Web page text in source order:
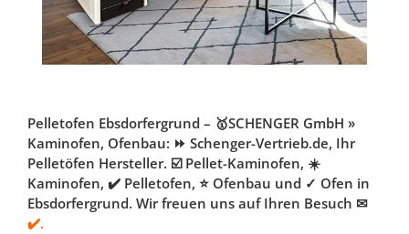
Pelletofen Ebsdorfergrund – 🥇SCHENGER GmbH »
Kaminofen, Ofenbau: ⏩ Schenger-Vertrieb.de, Ihr
Pelletöfen Hersteller. ☑️ Pellet-Kaminofen, ☀️
Kaminofen, ✔️ Pelletofen, ⭐ Ofenbau und ✓ Ofen in
Ebsdorfergrund. Wir freuen uns auf Ihren Besuch ✉
✔️.